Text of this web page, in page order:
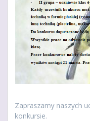
Zapraszamy naszych
konkursie.